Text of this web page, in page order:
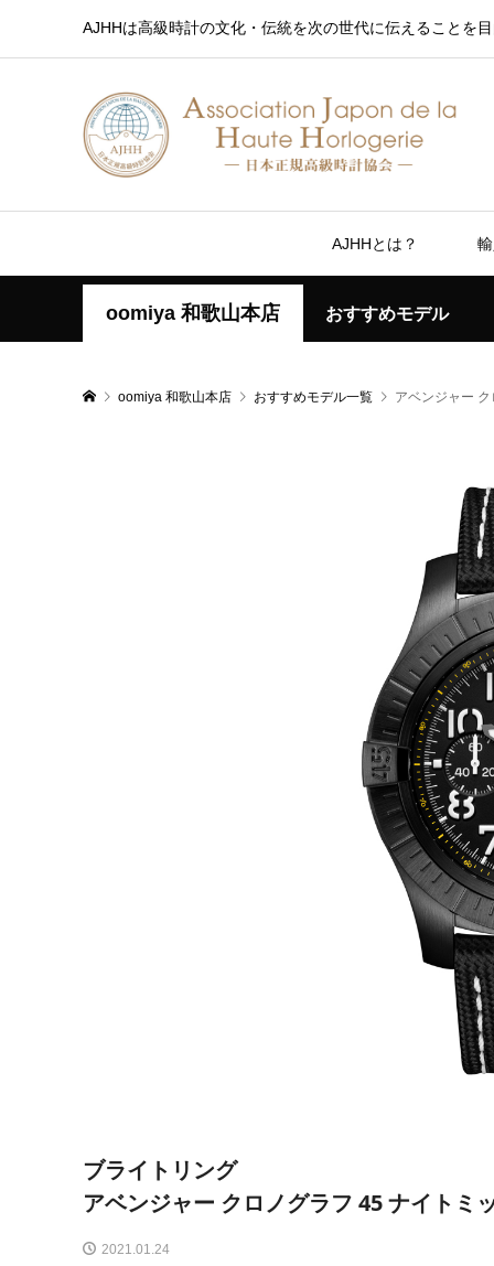
AJHHは高級時計の文化・伝統を次の世代に伝えることを
AJHHとは？
oomiya 和歌山本店 おすすめモデル
oomiya 和歌山本店 おすすめモデル一覧 アベンジャー
ブライトリング
アベンジャー クロノグラフ 45 ナイトミ
2021.01.24